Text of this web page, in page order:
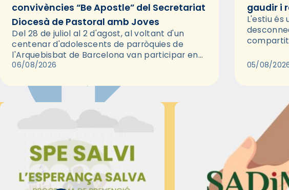
convivències “Be Apostle” del Secretariat
Diocesà de Pastoral amb Joves
Del 28 de juliol al 2 d'agost, al voltant d'un
centenar d'adolescents de parròquies de
l'Arquebisbat de Barcelona van participar en
les convivències Be Apostle, organitzades pel
06/08/2026
gaudir i
L'estiu és
través del
05/08/